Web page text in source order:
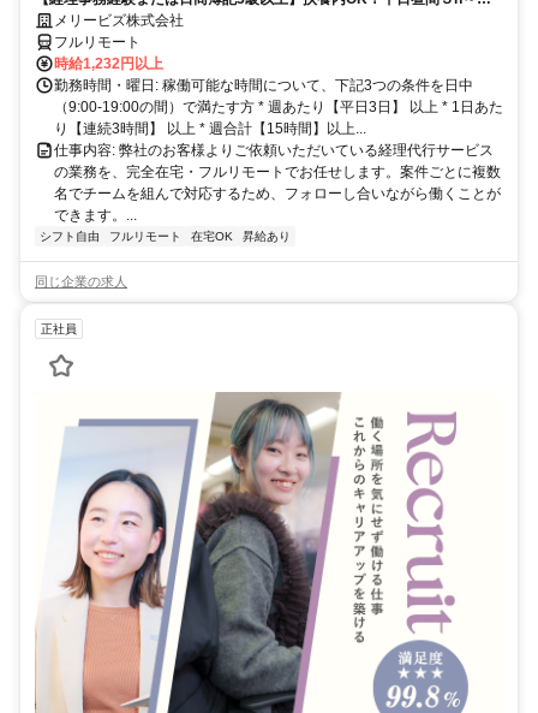
完全在宅で育児・介護中の方も大歓迎♪
メリービズ株式会社
フルリモート
時給1,232円以上
勤務時間・曜日: 稼働可能な時間について、下記3つの条件を日中
（9:00-19:00の間）で満たす方 * 週あたり【平日3日】 以上 * 1日あた
り【連続3時間】 以上 * 週合計【15時間】以上...
仕事内容: 弊社のお客様よりご依頼いただいている経理代行サービス
の業務を、完全在宅・フルリモートでお任せします。案件ごとに複数
名でチームを組んで対応するため、フォローし合いながら働くことが
できます。...
シフト自由 フルリモート 在宅OK 昇給あり
同じ企業の求人
正社員